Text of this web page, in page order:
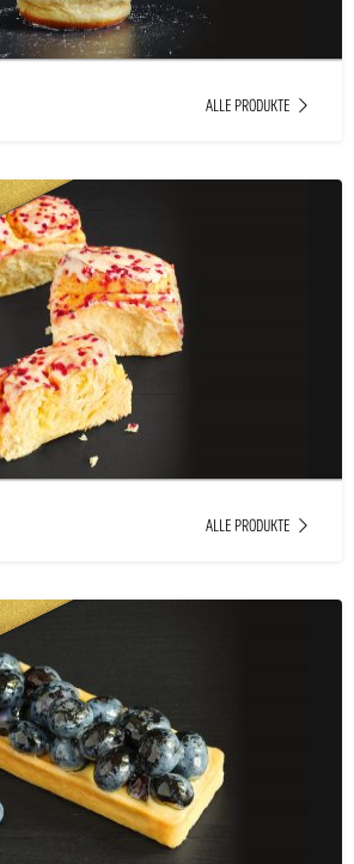
ALLE PRODUKTE
ALLE PRODUKTE